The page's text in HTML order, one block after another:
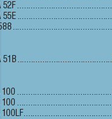
52F
55E
............................................
51B ..........................................
100 ..........................................
100 ..........................................
100LF .......................................